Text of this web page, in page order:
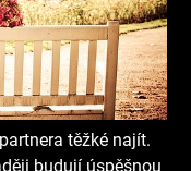
těžké najít.
budují úspěšnou